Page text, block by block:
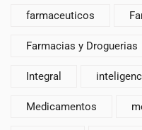
farmaceuticos
Farmacias y Droguerias
Integral
Medicamentos